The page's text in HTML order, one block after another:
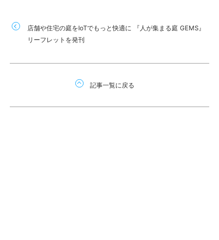
店舗や住宅の庭をIoTでもっと快適に 『人が集まる庭 GEMS』
リーフレットを発刊
記事一覧に戻る